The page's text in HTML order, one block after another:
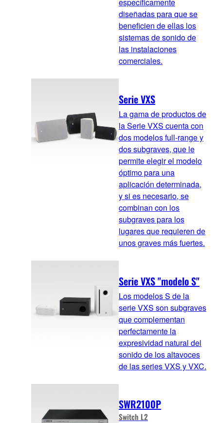
específicamente
diseñadas para que se
beneficien de ellas los
sistemas de sonido de
las instalaciones
comerciales.
Serie VXS
La gama de productos de
la Serie VXS cuenta con
dos modelos full-range y
dos subgraves, que le
permite elegir el modelo
óptimo para una
aplicación determinada,
y si es necesario, se
combinan con los
subgraves para los
lugares que requieren de
unos graves más fuertes.
Serie VXS "modelo S"
Los modelos S de la
serie VXS son subgraves
que complementan
perfectamente la
expresividad natural del
sonido de los altavoces
de las series VXS y VXC.
SWR2100P
Switch L2